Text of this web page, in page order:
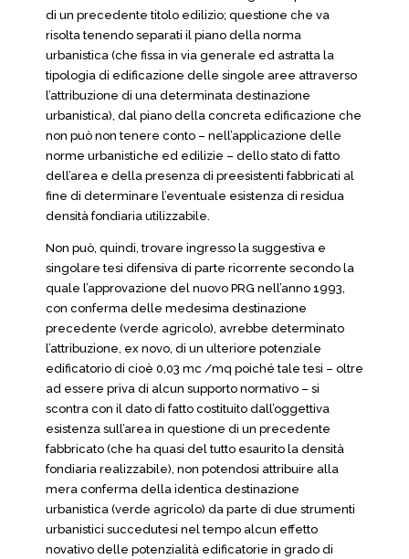
di un precedente titolo edilizio; questione che va
risolta tenendo separati il piano della norma
urbanistica (che fissa in via generale ed astratta la
tipologia di edificazione delle singole aree attraverso
l’attribuzione di una determinata destinazione
urbanistica), dal piano della concreta edificazione che
non può non tenere conto – nell’applicazione delle
norme urbanistiche ed edilizie – dello stato di fatto
dell’area e della presenza di preesistenti fabbricati al
fine di determinare l’eventuale esistenza di residua
densità fondiaria utilizzabile.
Non può, quindi, trovare ingresso la suggestiva e
singolare tesi difensiva di parte ricorrente secondo la
quale l’approvazione del nuovo PRG nell’anno 1993,
con conferma delle medesima destinazione
precedente (verde agricolo), avrebbe determinato
l’attribuzione, ex novo, di un ulteriore potenziale
edificatorio di cioè 0,03 mc /mq poiché tale tesi – oltre
ad essere priva di alcun supporto normativo – si
scontra con il dato di fatto costituito dall’oggettiva
esistenza sull’area in questione di un precedente
fabbricato (che ha quasi del tutto esaurito la densità
fondiaria realizzabile), non potendosi attribuire alla
mera conferma della identica destinazione
urbanistica (verde agricolo) da parte di due strumenti
urbanistici succedutesi nel tempo alcun effetto
novativo delle potenzialità edificatorie in grado di